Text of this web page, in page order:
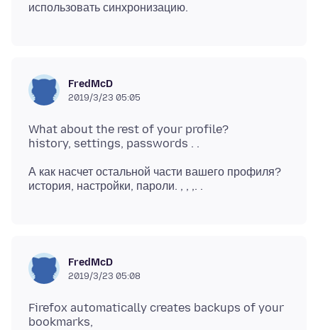
FredMcD
2019/3/23 05:05
What about the rest of your profile?
А как насчет остальной части вашего профиля?
FredMcD
2019/3/23 05:08
Firefox automatically creates backups of your
bookmarks,